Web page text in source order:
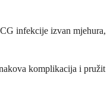
infekcije izvan
komplikacija i